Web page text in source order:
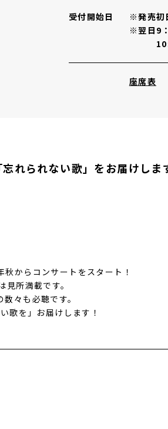
受付開始日
※発売初
※翌日9
10:00
座席表
れられない歌」をお届けしま
からコンサートをスタート！
所満載です。
々も必聴です。
歌を」お届けします！